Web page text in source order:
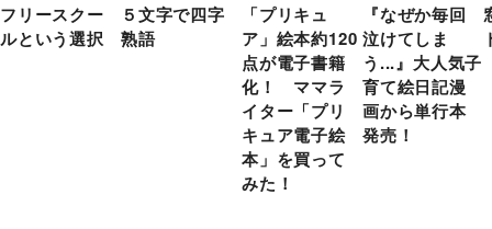
フリースクー
ルという選択
５文字で四字
熟語
「プリキュ
ア」絵本約120
点が電子書籍
化！ ママラ
イター「プリ
キュア電子絵
本」を買って
みた！
『なぜか毎回
泣けてしま
う...』大人気子
育て絵日記漫
画から単行本
発売！